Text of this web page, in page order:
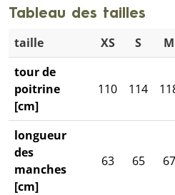
Tableau des tailles
taille XS S M
tour de
poitrine
[cm]
110 114
longueur
des
manches
[cm]
63 65 67